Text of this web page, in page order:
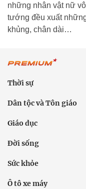
những nhân vật nữ
tướng đều xuất
khủng, chân dài…
Thời sự
Dân tộc và Tôn giáo
Giáo dục
Đời sống
Sức khỏe
Ô tô xe máy